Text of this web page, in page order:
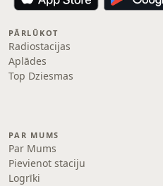
PĀRLŪKOT
Radiostacijas
Aplādes
Top Dziesmas
PAR MUMS
Par Mums
Pievienot staciju
Logrīki